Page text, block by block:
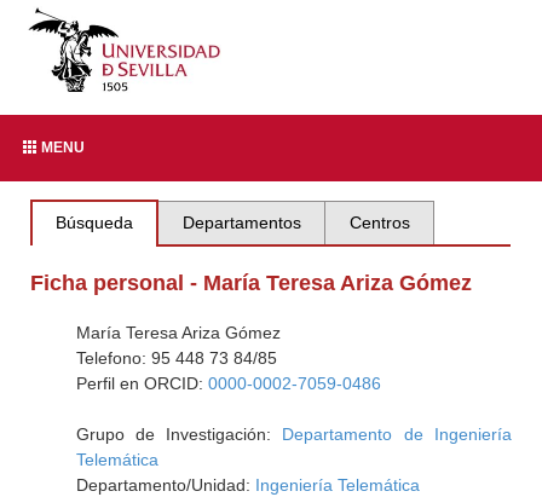
MENU
Búsqueda Departamentos Centros
Ficha personal - María Teresa Ariza Gómez
María Teresa Ariza Gómez
Telefono: 95 448 73 84/85
Perfil en ORCID: 0000-0002-7059-0486
Grupo de Investigación: Departamento de Ingeniería
Telemática
Departamento/Unidad: Ingeniería Telemática